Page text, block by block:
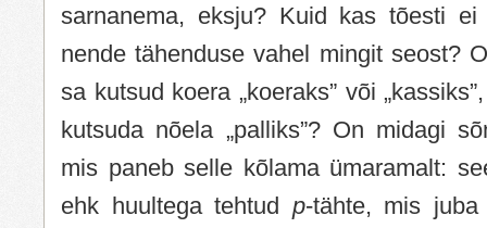
sarnanema, eksju? Kuid kas tõesti
nende tähenduse vahel mingit seost?
sa kutsud koera „koeraks” või
kutsuda nõela „palliks”? On midagi
mis paneb selle kõlama ümaramalt:
ehk huultega tehtud p-tähte, mis juba